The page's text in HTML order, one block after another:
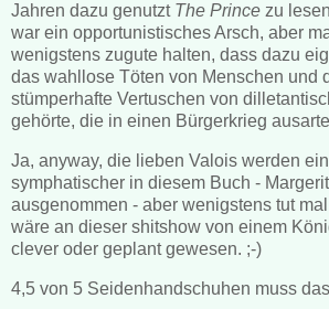
Jahren dazu genutzt The Prince zu
war ein opportunistisches Arsch, aber
wenigstens zugute halten, dass dazu
das wahllose Töten von Menschen und
stümperhafte Vertuschen von
gehörte, die in einen Bürgerkrieg
Ja, anyway, die lieben Valois werden
symphatischer in diesem Buch -
ausgenommen - aber wenigstens tut
wäre an dieser shitshow von einem
clever oder geplant gewesen. ;-)
4,5 von 5 Seidenhandschuhen muss